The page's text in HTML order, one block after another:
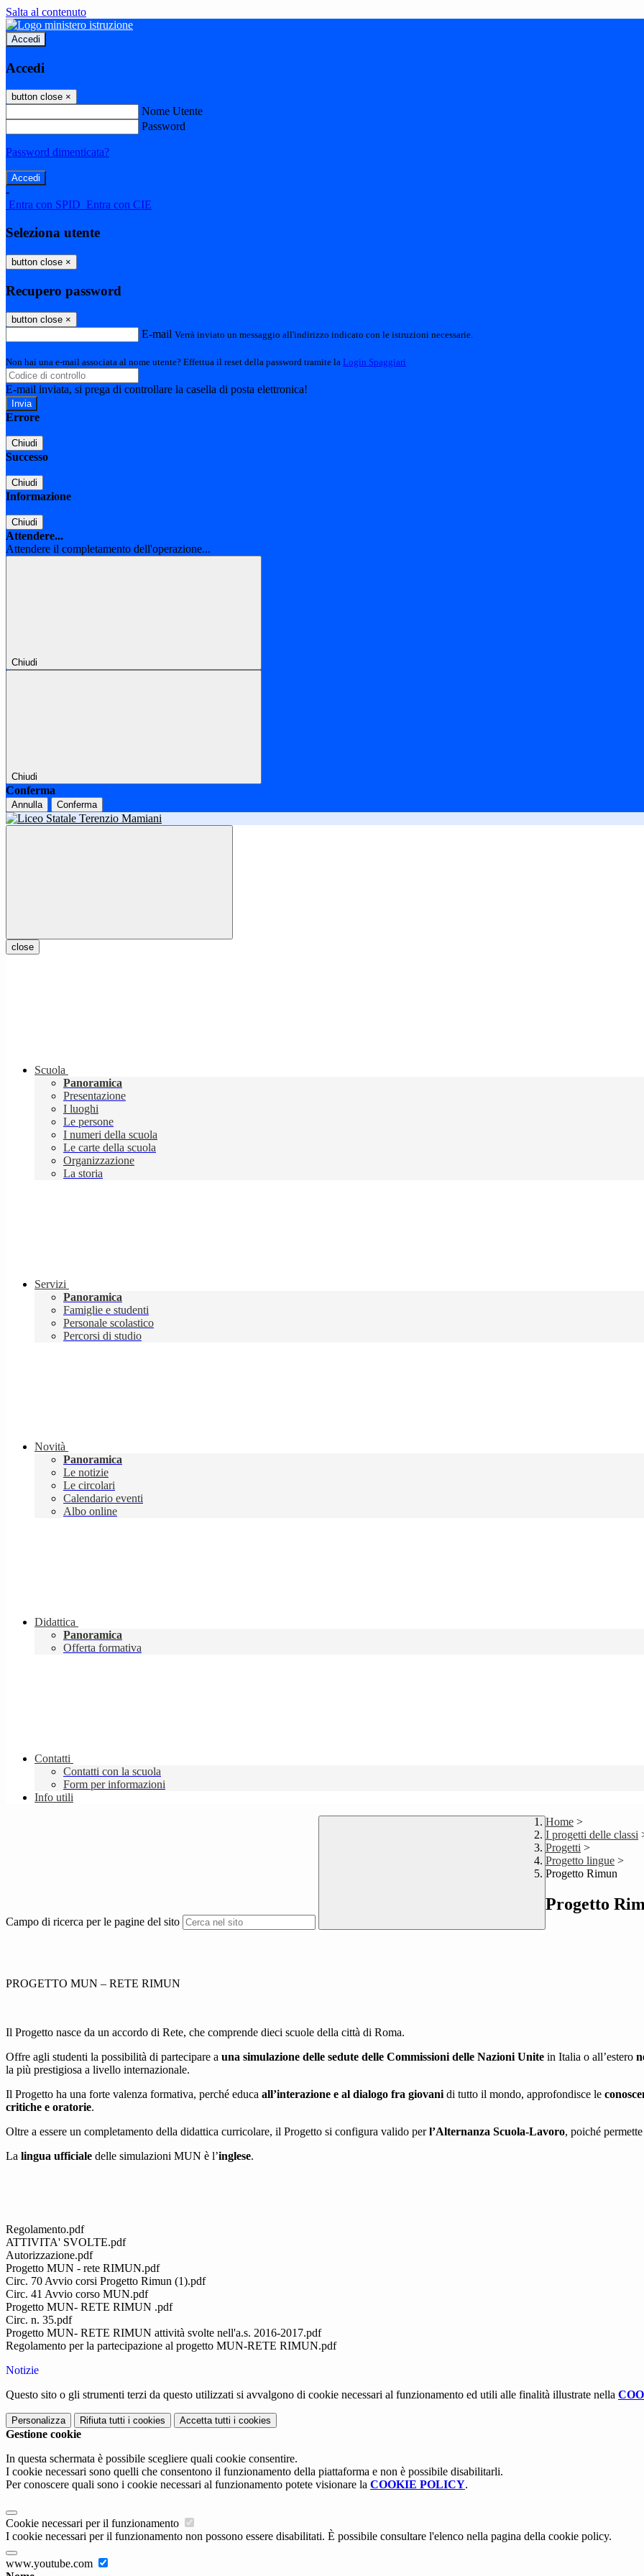
Salta al contenuto
Accedi
Accedi
button close ×
Nome Utente
Password
Password dimenticata?
-
Entra con SPID Entra con CIE
Seleziona utente
button close ×
Recupero password
button close ×
E-mail Verrà inviato un messaggio all'indirizzo indicato con le istruzioni necessarie.
Non hai una e-mail associata al nome utente? Effettua il reset della password tramite la Login Spaggiari
E-mail inviata, si prega di controllare la casella di posta elettronica!
Errore
Chiudi
Successo
Chiudi
Informazione
Chiudi
Attendere...
Attendere il completamento dell'operazione...
Chiudi
Chiudi
Conferma
Annulla Conferma
close
Scuola
Panoramica
Presentazione
I luoghi
Le persone
I numeri della scuola
Le carte della scuola
Organizzazione
La storia
Servizi
Panoramica
Famiglie e studenti
Personale scolastico
Percorsi di studio
Novità
Panoramica
Le notizie
Le circolari
Calendario eventi
Albo online
Didattica
Panoramica
Offerta formativa
Contatti
Contatti con la scuola
Form per informazioni
Info utili
Campo di ricerca per le pagine del sito
Home >
I progetti delle classi
Progetti >
Progetto lingue >
Progetto Rimun
Progetto
PROGETTO MUN – RETE RIMUN
Il Progetto nasce da un accordo di Rete, che comprende dieci scuole della città di Roma.
Offre agli studenti la possibilità di partecipare a una simulazione delle sedute delle Commissioni delle Nazioni Unite in Italia o all’estero
la più prestigiosa a livello internazionale.
Il Progetto ha una forte valenza formativa, perché educa all’interazione e al dialogo fra giovani di tutto il mondo, approfondisce le
critiche e oratorie.
Oltre a essere un completamento della didattica curricolare, il Progetto si configura valido perl’Alternanza Scuola-Lavoro, poiché
La lingua ufficiale delle simulazioni MUN è l’inglese.
Regolamento.pdf
ATTIVITA' SVOLTE.pdf
Autorizzazione.pdf
Progetto MUN - rete RIMUN.pdf
Circ. 70 Avvio corsi Progetto Rimun (1).pdf
Circ. 41 Avvio corso MUN.pdf
Progetto MUN- RETE RIMUN .pdf
Circ. n. 35.pdf
Progetto MUN- RETE RIMUN attività svolte nell'a.s. 2016-2017.pdf
Regolamento per la partecipazione al progetto MUN-RETE RIMUN.pdf
Notizie
Questo sito o gli strumenti terzi da questo utilizzati si avvalgono di cookie necessari al funzionamento ed utili alle finalità illustrate nella
Personalizza Rifiuta tutti i cookies Accetta tutti i cookies
Gestione cookie
In questa schermata è possibile scegliere quali cookie consentire.
I cookie necessari sono quelli che consentono il funzionamento della piattaforma e non è possibile disabilitarli.
Per conoscere quali sono i cookie necessari al funzionamento potete visionare la COOKIE POLICY.
Cookie necessari per il funzionamento
I cookie necessari per il funzionamento non possono essere disabilitati. È possibile consultare l'elenco nella pagina della cookie policy.
www.youtube.com